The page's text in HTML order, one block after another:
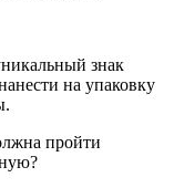
знак
на упаковку
пройти